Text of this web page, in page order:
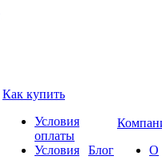
Как купить
Условия
оплаты
Условия
Блог
О